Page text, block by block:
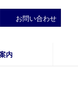
お問い合わせ
内